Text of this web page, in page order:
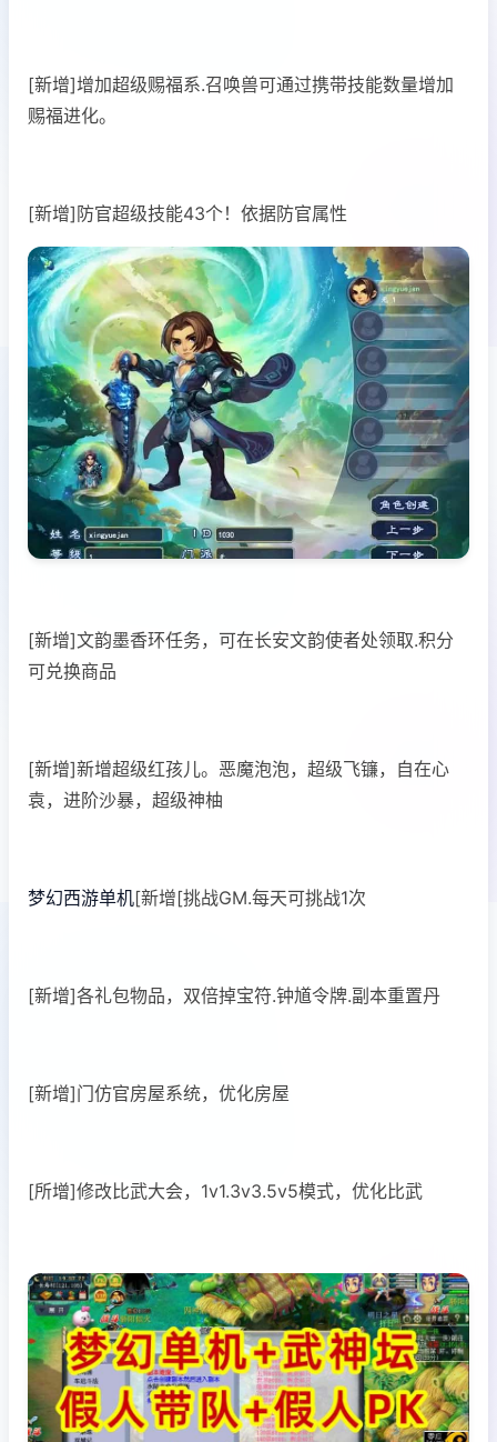
[新增]增加超级赐福系.召唤兽可通过携带技能数量增加
赐福进化。
[新增]防官超级技能43个！依据防官属性
[新增]文韵墨香环任务，可在长安文韵使者处领取.积分
可兑换商品
[新增]新增超级红孩儿。恶魔泡泡，超级飞镰，自在心
袁，进阶沙暴，超级神柚
梦幻西游单机[新增[挑战GM.每天可挑战1次
[新增]各礼包物品，双倍掉宝符.钟馗令牌.副本重置丹
[新增]门仿官房屋系统，优化房屋
[所增]修改比武大会，1v1.3v3.5v5模式，优化比武